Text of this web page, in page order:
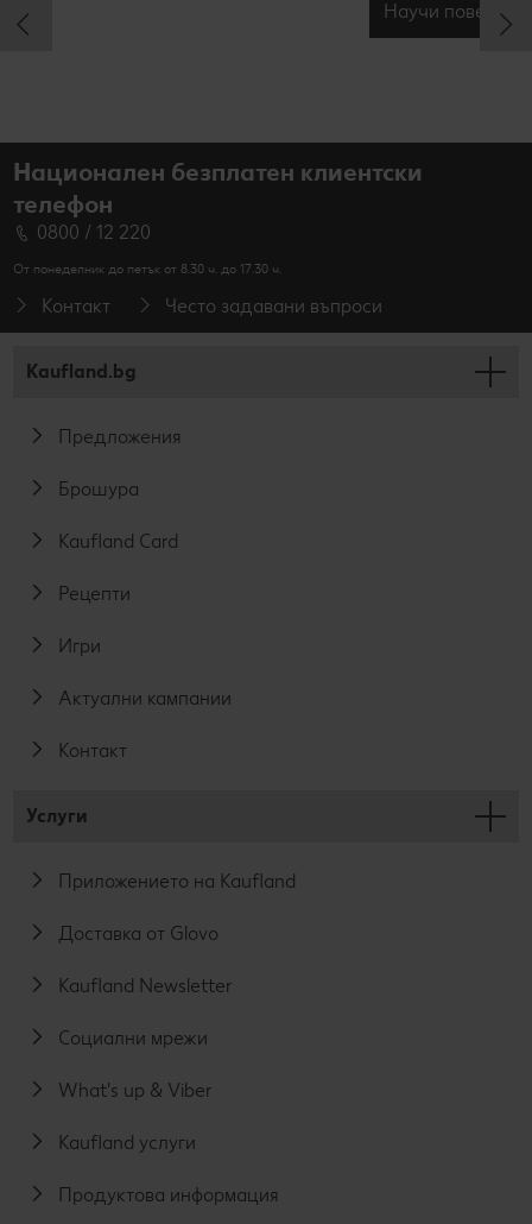
Научи повече
Национален безплатен клиентски
телефон
0800 / 12 220
От понеделник до петък от 8.30 ч. до 17.30 ч.
Контакт Често задавани въпроси
Kaufland.bg
Предложения
Брошура
Kaufland Card
Рецепти
Игри
Актуални кампании
Контакт
Услуги
Приложението на Kaufland
Доставка от Glovo
Kaufland Newsletter
Социални мрежи
What's up & Viber
Kaufland услуги
Продуктова информация